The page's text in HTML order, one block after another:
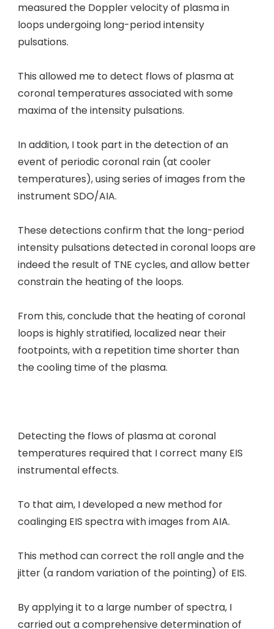
measured the Doppler velocity of plasma in
loops undergoing long-period intensity
pulsations.
This allowed me to detect flows of plasma at
coronal temperatures associated with some
maxima of the intensity pulsations.
In addition, I took part in the detection of an
event of periodic coronal rain (at cooler
temperatures), using series of images from the
instrument SDO/AIA.
These detections confirm that the long-period
intensity pulsations detected in coronal loops are
indeed the result of TNE cycles, and allow better
constrain the heating of the loops.
From this, conclude that the heating of coronal
loops is highly stratified, localized near their
footpoints, with a repetition time shorter than
the cooling time of the plasma.
Detecting the flows of plasma at coronal
temperatures required that I correct many EIS
instrumental effects.
To that aim, I developed a new method for
coalinging EIS spectra with images from AIA.
This method can correct the roll angle and the
jitter (a random variation of the pointing) of EIS.
By applying it to a large number of spectra, I
carried out a comprehensive determination of